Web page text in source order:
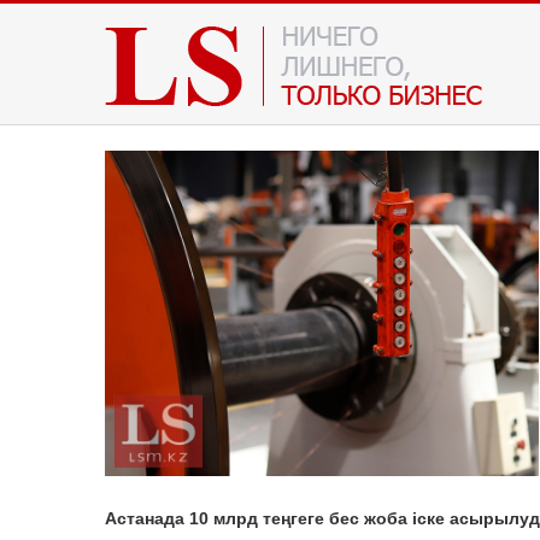
Астанада 10 млрд теңгеге бес жоба іске